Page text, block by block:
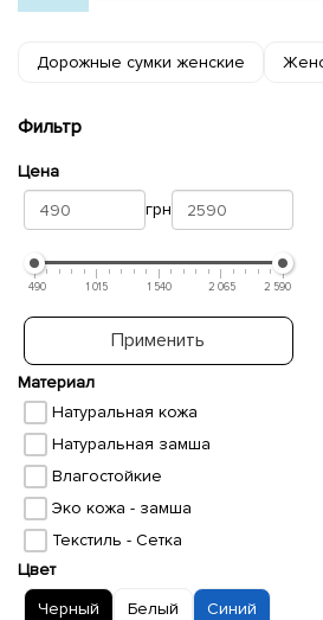
Дорожные сумки женские
Фильтр
Цена
грн
490 1 015 1 540 2 065 2 590
Применить
Материал
Натуральная кожа
Натуральная замша
Влагостойкие
Эко кожа - замша
Текстиль - Сетка
Цвет
Черный
Белый Синий